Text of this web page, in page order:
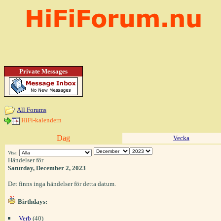
Private Messages
All Forums
HiFi-kalendern
Dag Vecka
Visa:
Händelser för
Saturday, December 2, 2023
Det finns inga händelser för detta datum.
Birthdays:
Verb (40)